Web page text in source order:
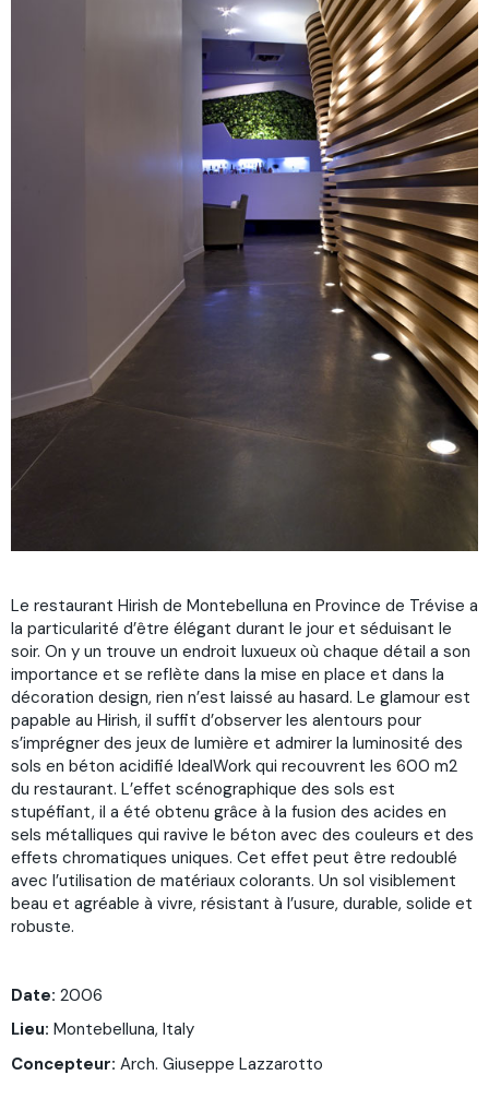
Le restaurant Hirish de Montebelluna en Province de Trévise a
la particularité d’être élégant durant le jour et séduisant le
soir. On y un trouve un endroit luxueux où chaque détail a son
importance et se reflète dans la mise en place et dans la
décoration design, rien n’est laissé au hasard. Le glamour est
papable au Hirish, il suffit d’observer les alentours pour
s’imprégner des jeux de lumière et admirer la luminosité des
sols en béton acidifié IdealWork qui recouvrent les 600 m2
du restaurant. L’effet scénographique des sols est
stupéfiant, il a été obtenu grâce à la fusion des acides en
sels métalliques qui ravive le béton avec des couleurs et des
effets chromatiques uniques. Cet effet peut être redoublé
avec l’utilisation de matériaux colorants. Un sol visiblement
beau et agréable à vivre, résistant à l’usure, durable, solide et
robuste.
Date: 2006
Lieu: Montebelluna, Italy
Concepteur: Arch. Giuseppe Lazzarotto